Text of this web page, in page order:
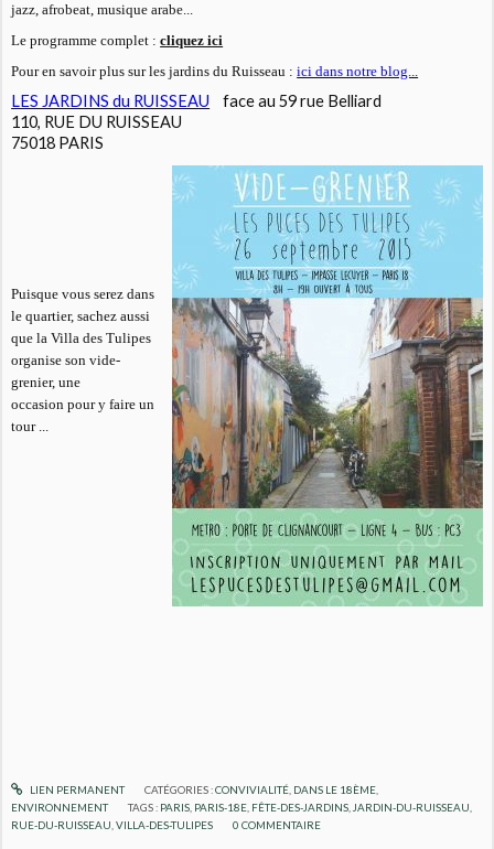
jazz, afrobeat, musique arabe...
Le programme complet :cliquez ici
Pour en savoir plus sur les jardins du Ruisseau :ici dans notre blog...
LES JARDINS du RUISSEAU
face au 59 rue Belliard
110, RUE DU RUISSEAU
75018 PARIS
Puisque vous serez dans
le quartier, sachez aussi
que la Villa des Tulipes
organise son vide-
grenier, une
occasion pour y faire un
tour ...
LIEN PERMANENT CATÉGORIES :CONVIVIALITÉ, DANS LE 18ÈME,
ENVIRONNEMENT
TAGS : PARIS PARIS-18E FÊTE-DES-JARDINS JARDIN-DU-RUISSEAU
RUE-DU-RUISSEAU ,VILLA-DES-TULIPES 0 COMMENTAIRE